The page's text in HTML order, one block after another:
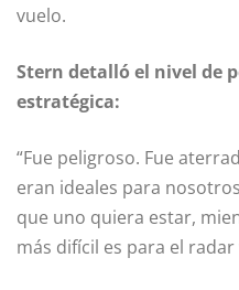
vuelo.
Stern detalló el nivel de
estratégica:
“Fue peligroso. Fue
eran ideales para
que uno quiera estar,
más difícil es para el